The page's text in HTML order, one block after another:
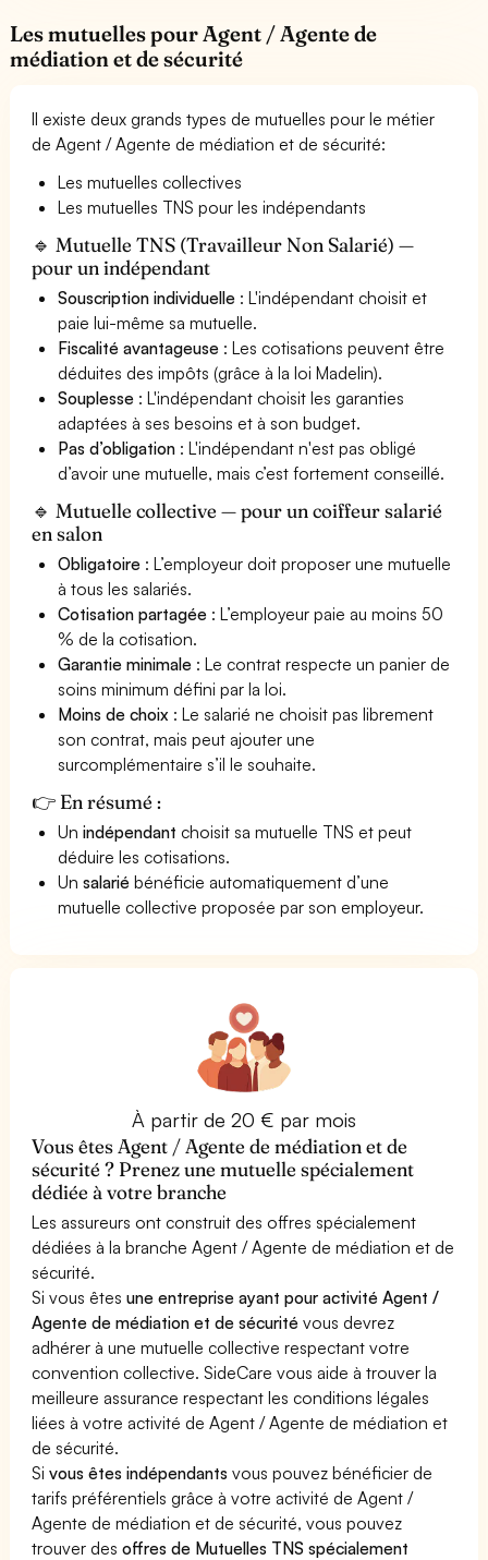
Les mutuelles pour Agent / Agente de
médiation et de sécurité
Il existe deux grands types de mutuelles pour le métier
de Agent / Agente de médiation et de sécurité:
Les mutuelles collectives
Les mutuelles TNS pour les indépendants
🔹 Mutuelle TNS (Travailleur Non Salarié) —
pour un indépendant
Souscription individuelle : L'indépendant choisit et
paie lui-même sa mutuelle.
Fiscalité avantageuse : Les cotisations peuvent être
déduites des impôts (grâce à la loi Madelin).
Souplesse : L'indépendant choisit les garanties
adaptées à ses besoins et à son budget.
Pas d’obligation : L'indépendant n'est pas obligé
d’avoir une mutuelle, mais c’est fortement conseillé.
🔹 Mutuelle collective — pour un coiffeur salarié
en salon
Obligatoire : L’employeur doit proposer une mutuelle
à tous les salariés.
Cotisation partagée : L’employeur paie au moins 50
% de la cotisation.
Garantie minimale : Le contrat respecte un panier de
soins minimum défini par la loi.
Moins de choix : Le salarié ne choisit pas librement
son contrat, mais peut ajouter une
surcomplémentaire s’il le souhaite.
👉 En résumé :
Unindépendant choisit sa mutuelle TNS et peut
déduire les cotisations.
Unsalarié bénéficie automatiquement d’une
mutuelle collective proposée par son employeur.
À partir de 20 € par mois
Vous êtes Agent / Agente de médiation et de
sécurité ? Prenez une mutuelle spécialement
dédiée à votre branche
Les assureurs ont construit des offres spécialement
dédiées à la branche Agent / Agente de médiation et de
sécurité.
Si vous êtesune entreprise ayant pour activité Agent /
Agente de médiation et de sécurité vous devrez
adhérer à une mutuelle collective respectant votre
convention collective. SideCare vous aide à trouver la
meilleure assurance respectant les conditions légales
liées à votre activité de Agent / Agente de médiation et
de sécurité.
Sivous êtes indépendants vous pouvez bénéficier de
tarifs préférentiels grâce à votre activité de Agent /
Agente de médiation et de sécurité, vous pouvez
trouver desoffres de Mutuelles TNS spécialement